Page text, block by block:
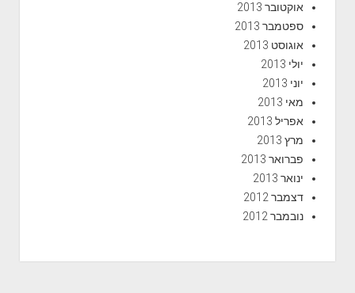
אוקטובר 2013
ספטמבר 2013
אוגוסט 2013
יולי 2013
יוני 2013
מאי 2013
אפריל 2013
מרץ 2013
פברואר 2013
ינואר 2013
דצמבר 2012
נובמבר 2012